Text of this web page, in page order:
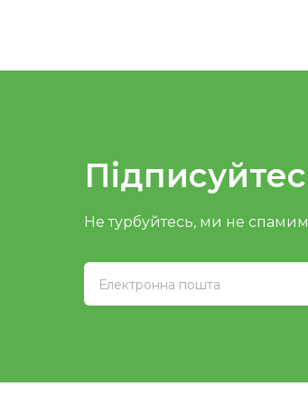
Не турбуйтесь, ми не